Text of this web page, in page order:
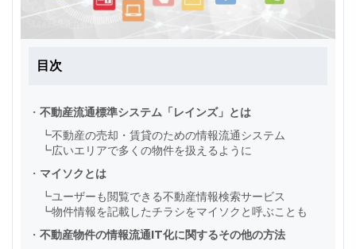
目次
・ 不動産流通標準システム「レインズ」とは
┗不動産の売却・賃貸のための情報流通システム
┗広いエリアで多くの物件を扱えるように
・ マイソクとは
┗ユーザーも閲覧できる不動産情報検索サービス
┗物件情報を記載したチラシをマイソクと呼ぶことも
・ 不動産物件の情報流通IT化に関するその他の方法